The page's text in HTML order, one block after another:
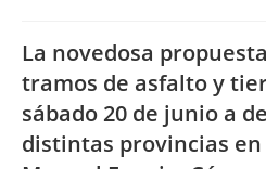
La novedosa
tramos de asfalto y
sábado 20 de junio a
distintas provincias